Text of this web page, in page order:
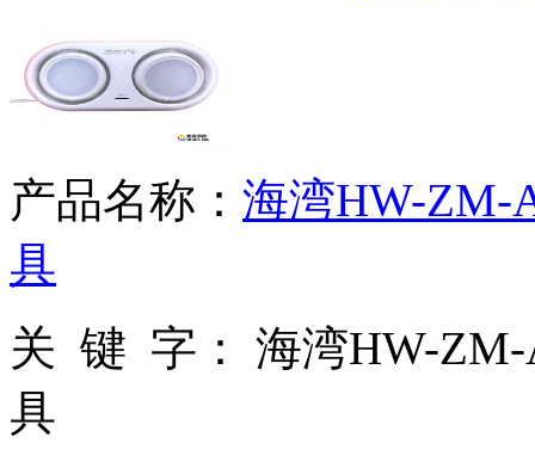
产品名称： 海湾HW-ZM-
具
关 键 字：
海湾HW-
具